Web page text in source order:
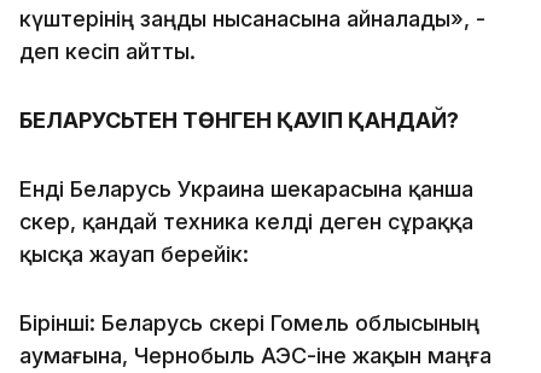
күштерінің заңды нысанасына айналады», -
деп кесіп айтты.
БЕЛАРУСЬТЕН ТӨНГЕН ҚАУІП ҚАНДАЙ?
Енді Беларусь Украина шекарасына қанша
әскер, қандай техника әкелді деген сұраққа
қысқа жауап берейік:
Бірінші: Беларусь әскері Гомель облысының
аумағына, Чернобыль АЭС-іне жақын маңға